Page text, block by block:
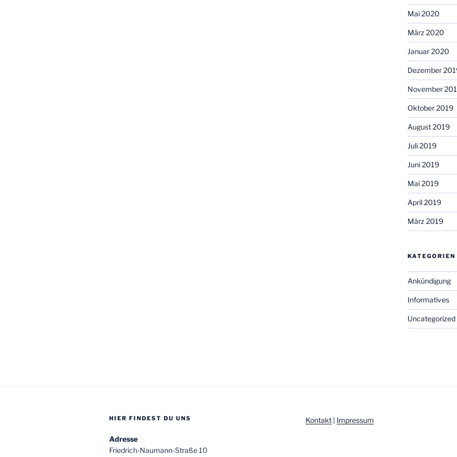
Mai 2020
März 2020
Januar 2020
Dezember
November
Oktober 2019
August 2019
Juli 2019
Juni 2019
Mai 2019
April 2019
März 2019
KATEGORIEN
Ankündigung
Informatives
Uncategorized
HIER FINDEST DU UNS
Adresse
Friedrich-Naumann-Straße 10
Kontakt| Impressum